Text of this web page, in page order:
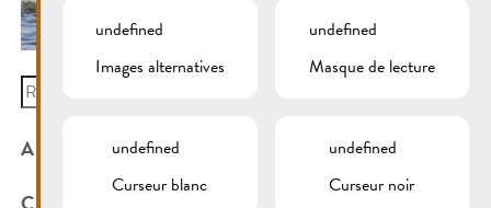
Search
for:
ARCHIVES
undefined
Images alternatives
undefined
Masque de lecture
undefined
Curseur blanc
undefined
Curseur noir